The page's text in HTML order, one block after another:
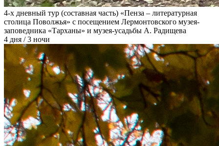
4-х дневный тур (составная часть) «Пенза – литературная
столица Поволжья» с посещением Лермонтовского музея-
заповедника «Тарханы» и музея-усадьбы А. Радищева
4 дня / 3 ночи